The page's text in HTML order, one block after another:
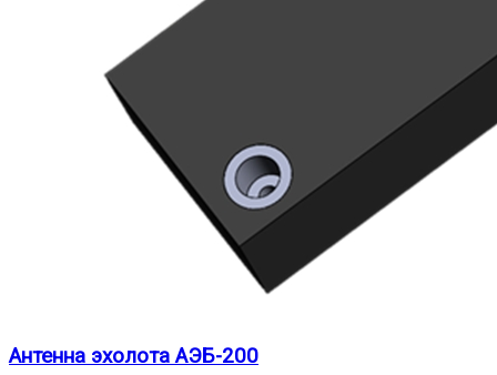
Антенна эхолота АЭБ-200